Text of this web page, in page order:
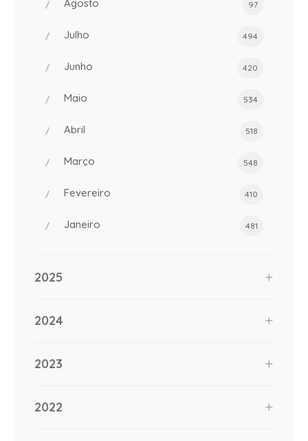
Agosto 97
Julho 494
Junho 420
Maio 534
Abril 518
Março 548
Fevereiro 410
Janeiro 481
2025
2024
2023
2022